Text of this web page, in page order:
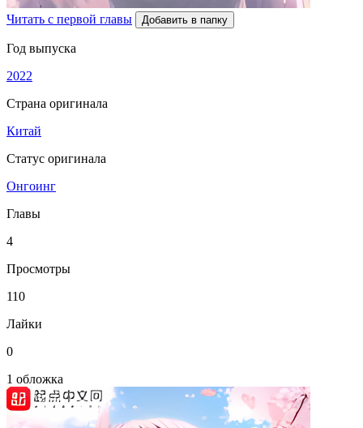
Читать с первой главы Добавить в папку
Год выпуска
2022
Страна оригинала
Китай
Статус оригинала
Онгоинг
Главы
4
Просмотры
110
Лайки
0
1 обложка